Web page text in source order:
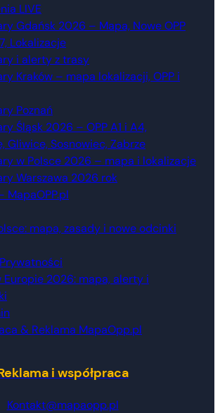
LIVE
Gdańsk 2026 – Mapa, Nowe OPP
Lokalizacje
i alerty z trasy
Kraków – mapa lokalizacji, OPP i
Poznań
Śląsk 2026 – OPP A1 i A4,
Gliwice, Sosnowiec, Zabrze
w Polsce 2026 – mapa i lokalizacje
Warszawa 2026 rok
MapaOPP.pl
mapa, zasady i nowe odcinki
Europie 2026: mapa, alerty i
& Reklama MapaOpp.pl
i współpraca
Kontakt@mapaopp.pl